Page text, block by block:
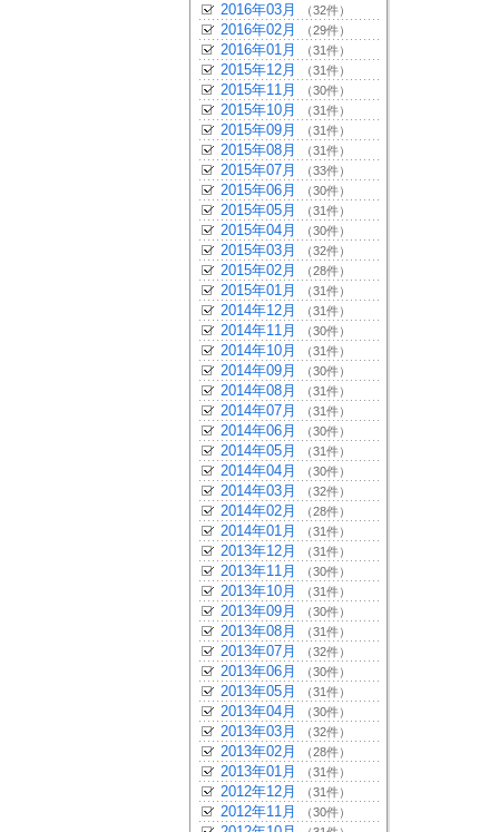
2016年03月 （32件）
2016年02月 （29件）
2016年01月 （31件）
2015年12月 （31件）
2015年11月 （30件）
2015年10月 （31件）
2015年09月 （31件）
2015年08月 （31件）
2015年07月 （33件）
2015年06月 （30件）
2015年05月 （31件）
2015年04月 （30件）
2015年03月 （32件）
2015年02月 （28件）
2015年01月 （31件）
2014年12月 （31件）
2014年11月 （30件）
2014年10月 （31件）
2014年09月 （30件）
2014年08月 （31件）
2014年07月 （31件）
2014年06月 （30件）
2014年05月 （31件）
2014年04月 （30件）
2014年03月 （32件）
2014年02月 （28件）
2014年01月 （31件）
2013年12月 （31件）
2013年11月 （30件）
2013年10月 （31件）
2013年09月 （30件）
2013年08月 （31件）
2013年07月 （32件）
2013年06月 （30件）
2013年05月 （31件）
2013年04月 （30件）
2013年03月 （32件）
2013年02月 （28件）
2013年01月 （31件）
2012年12月 （31件）
2012年11月 （30件）